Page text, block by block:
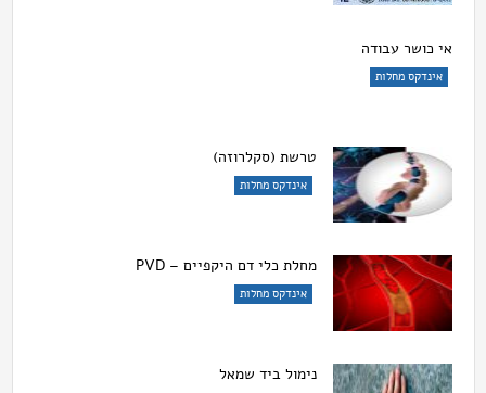
אי כושר עבודה
אינדקס מחלות
טרשת (סקלרוזה)
אינדקס מחלות
מחלת כלי דם היקפיים – PVD
אינדקס מחלות
נימול ביד שמאל